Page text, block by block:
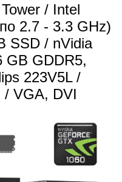
/ Intel
2.7 - 3.3 GHz)
SSD / nVidia
GB GDDR5,
223V5L /
/ VGA, DVI